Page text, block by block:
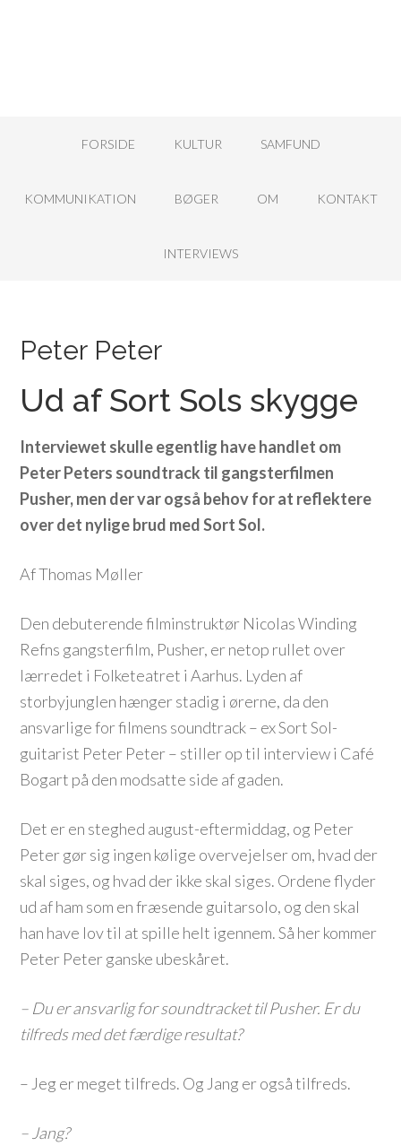
FORSIDE KULTUR SAMFUND
KOMMUNIKATION BØGER OM KONTAKT
INTERVIEWS
Peter Peter
Ud af Sort Sols skygge
Interviewet skulle egentlig have handlet om
Peter Peters soundtrack til gangsterfilmen
Pusher, men der var også behov for at reflektere
over det nylige brud med Sort Sol.
Af Thomas Møller
Den debuterende filminstruktør Nicolas Winding
Refns gangsterfilm, Pusher, er netop rullet over
lærredet i Folketeatret i Aarhus. Lyden af
storbyjunglen hænger stadig i ørerne, da den
ansvarlige for filmens soundtrack – ex Sort Sol-
guitarist Peter Peter – stiller op til interview i Café
Bogart på den modsatte side af gaden.
Det er en steghed august-eftermiddag, og Peter
Peter gør sig ingen kølige overvejelser om, hvad der
skal siges, og hvad der ikke skal siges. Ordene flyder
ud af ham som en fræsende guitarsolo, og den skal
han have lov til at spille helt igennem. Så her kommer
Peter Peter ganske ubeskåret.
– Du er ansvarlig for soundtracket til Pusher. Er du
tilfreds med det færdige resultat?
– Jeg er meget tilfreds. Og Jang er også tilfreds.
– Jang?